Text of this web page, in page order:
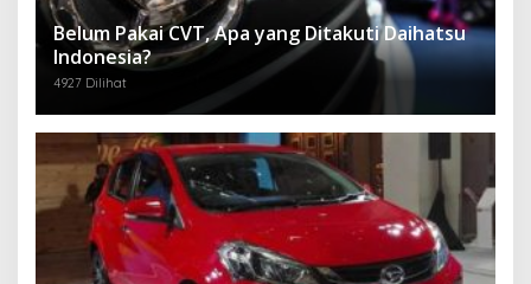
Belum Pakai CVT, Apa yang Ditakuti Daihatsu
Indonesia?
4927 Dilihat